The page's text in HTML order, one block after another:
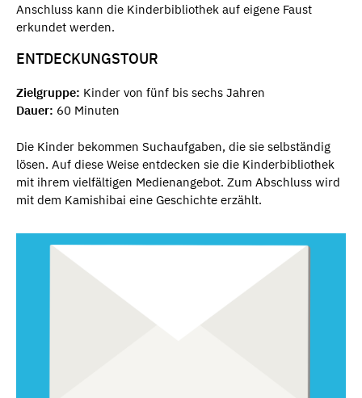
Anschluss kann die Kinderbibliothek auf eigene Faust
erkundet werden.
ENTDECKUNGSTOUR
Zielgruppe: Kinder von fünf bis sechs Jahren
Dauer: 60 Minuten
Die Kinder bekommen Suchaufgaben, die sie selbständig
lösen. Auf diese Weise entdecken sie die Kinderbibliothek
mit ihrem vielfältigen Medienangebot. Zum Abschluss wird
mit dem Kamishibai eine Geschichte erzählt.